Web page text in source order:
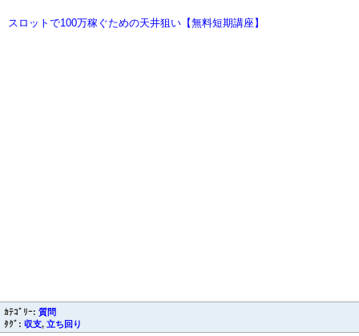
スロットで100万稼ぐための天井狙い【無料短期講座】
ｶﾃｺﾞﾘｰ: 質問
ﾀｸﾞ: 収支, 立ち回り